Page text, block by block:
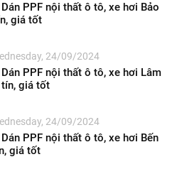
Dán PPF nội thất ô tô, xe hơi Bảo
giá tốt
24/09/2024
Dán PPF nội thất ô tô, xe hơi Lâm
giá tốt
24/09/2024
Dán PPF nội thất ô tô, xe hơi Bến
giá tốt